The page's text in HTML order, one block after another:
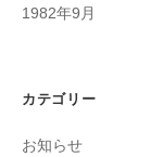
1982年9月
カテゴリー
お知らせ